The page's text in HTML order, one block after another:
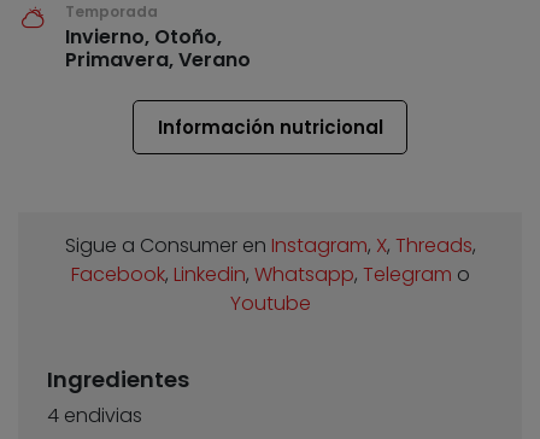
Temporada
Invierno, Otoño,
Primavera, Verano
Información nutricional
Sigue a Consumer en Instagram, X, Threads,
Facebook, Linkedin, Whatsapp, Telegram o
Youtube
Ingredientes
4 endivias